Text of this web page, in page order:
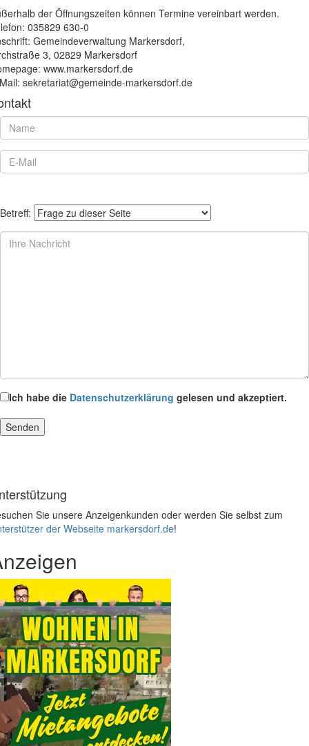
der Öffnungszeiten können Termine vereinbart werden.
035829 630-0
Gemeindeverwaltung Markersdorf,
3, 02829 Markersdorf
www.markersdorf.de
sekretariat@gemeinde-markersdorf.de
Betreff:
Ich habe die Datenschutzerklärung gelesen und akzeptiert.
Sie unsere Anzeigenkunden oder werden Sie selbst zum
der Webseite markersdorf.de!